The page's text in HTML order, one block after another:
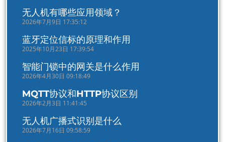
无人机有哪些应用领域？
2026年7月9日 17:35:12
蓝牙定位信标的原理和作用
2025年10月23日 17:39:54
智能门锁中的网关是什么作用
2026年4月30日 09:18:49
MQTT协议和HTTP协议区别
2026年2月3日 11:41:45
无人机广播式识别是什么
2026年7月16日 09:58:59